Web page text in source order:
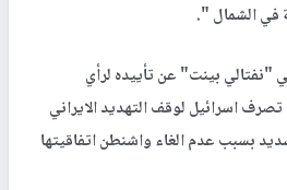
في الشمال ".
"نفتالي بينت" عن تأييده لرأي
اسرائيل لوقف التهديد الايراني
بسبب عدم الغاء واشنطن اتفاقيتها